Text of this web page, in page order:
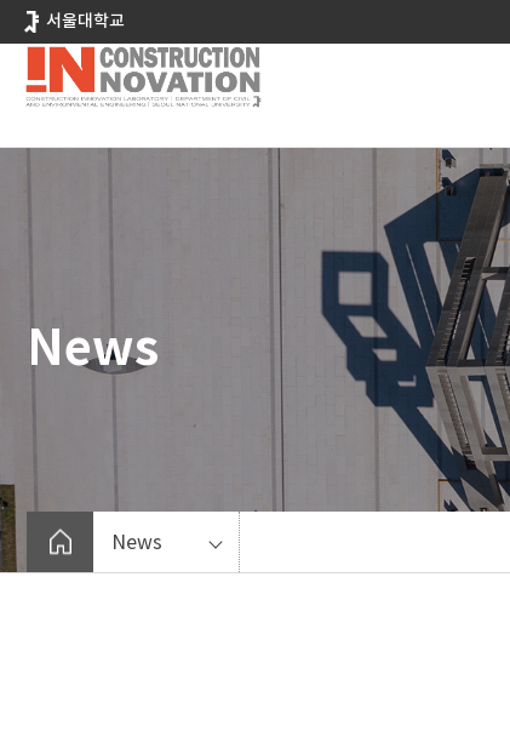
로
서울대학교
News
News